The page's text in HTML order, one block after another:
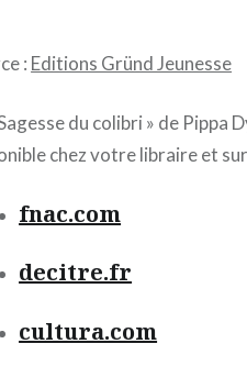
: Editions Gründ Jeunesse
du colibri » de
chez votre libraire et
fnac.com
decitre.fr
cultura.com